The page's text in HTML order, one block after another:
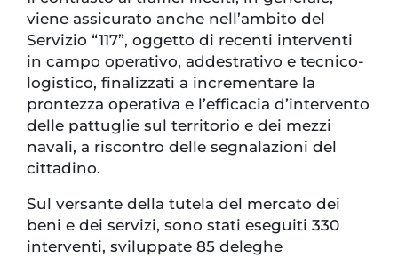
viene assicurato anche nell’ambito del
Servizio “117”, oggetto di recenti interventi
in campo operativo, addestrativo e tecnico-
logistico, finalizzati a incrementare la
prontezza operativa e l’efficacia d’intervento
delle pattuglie sul territorio e dei mezzi
navali, a riscontro delle segnalazioni del
cittadino.
Sul versante della tutela del mercato dei
beni e dei servizi, sono stati eseguiti 330
interventi, sviluppate 85 deleghe